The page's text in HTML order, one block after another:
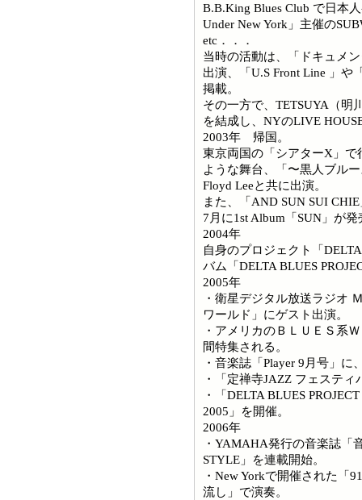
B.B.King Blues Club で日本
Under New York」主催の
etc．．．
当時の活動は、「ドキュメ
出演、「U.S Front Line 」や
掲載。
その一方で、TETSUYA（明
を結成し、NYのLIVE
2003年 帰国。
東京両国の「シアターX」
ような舞台、「〜黒人ブル
Floyd Leeと共に出演。
また、「AND SUN SUI
7月に1st Album「SUN」が発
2004年
自身のプロジェクト「
バム「DELTA BLUES
2005年
・衛星デジタル放送ラジオ
ワールド」にゲスト出演。
・アメリカのＢＬＵＥＳ系
間特集される。
・音楽誌「Player 9月号」に
・「定禅寺JAZZ フェスティ
・「DELTA BLUES
2005」を開催。
2006年
・YAMAHA発行の音楽誌「
STYLE」を連載開始。
・New Yorkで開催された「
流し」で演奏。